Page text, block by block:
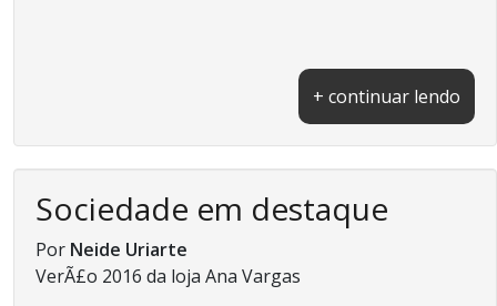
+ continuar lendo
Sociedade em destaque
Por Neide Uriarte
VerÃ£o 2016 da loja Ana Vargas